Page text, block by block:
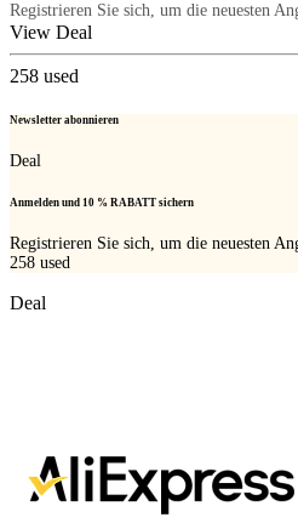
Registrieren Sie sich, um die neuesten
View Deal
258 used
Newsletter abonnieren
Deal
Anmelden und 10 % RABATT sichern
Registrieren Sie sich, um die neuesten
258 used
Deal